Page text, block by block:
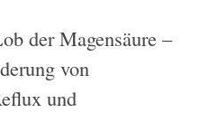
der Magensäure –
von
und